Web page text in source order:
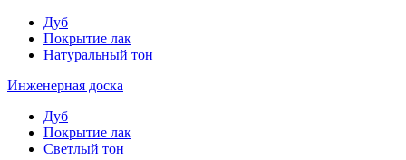
Дуб
Покрытие лак
Натуральный тон
Инженерная доска
Дуб
Покрытие лак
Светлый тон